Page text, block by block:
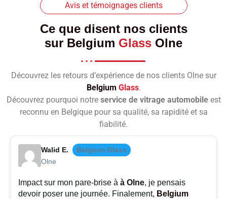
Avis et témoignages clients
Ce que disent nos clients
sur Belgium Glass Olne
Découvrez les retours d’expérience de nos clients Olne sur
Belgium Glass.
Découvrez pourquoi notre service de vitrage automobileest
reconnu en Belgique pour sa qualité, sa rapidité et sa
fiabilité.
Walid E.
Belgium Glass
Olne
Impact sur mon pare-brise à à Olne, je pensais
devoir poser une journée. Finalement, Belgium